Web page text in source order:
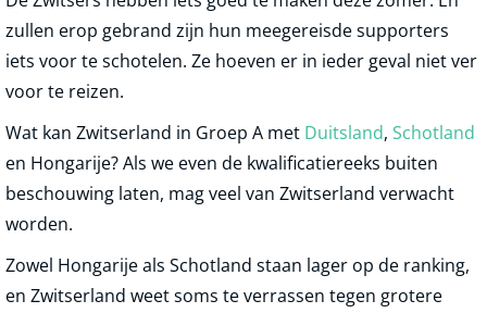
zullen erop gebrand zijn hun meegereisde supporters
iets voor te schotelen. Ze hoeven er in ieder geval niet ver
voor te reizen.
Wat kan Zwitserland in Groep A met Duitsland, Schotland
en Hongarije? Als we even de kwalificatiereeks buiten
beschouwing laten, mag veel van Zwitserland verwacht
worden.
Zowel Hongarije als Schotland staan lager op de ranking,
en Zwitserland weet soms te verrassen tegen grotere